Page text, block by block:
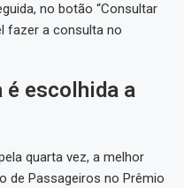
no botão “Consultar
fazer a consulta no
é escolhida a
quarta vez, a melhor
de Passageiros no Prêmio